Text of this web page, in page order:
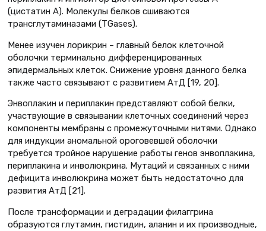
(цистатин А). Молекулы белков сшиваются
трансглутаминазами (TGases).
Менее изучен лорикрин – главный белок клеточной
оболочки терминально дифференцированных
эпидермальных клеток. Снижение уровня данного белка
также часто связывают с развитием АтД [19, 20].
Энвоплакин и периплакин представляют собой белки,
участвующие в связывании клеточных соединений через
компоненты мембраны с промежуточными нитями. Однако
для индукции аномальной ороговевшей оболочки
требуется тройное нарушение работы генов энвоплакина,
периплакина и инволюкрина. Мутаций и связанных с ними
дефицита инволюкрина может быть недостаточно для
развития АтД [21].
После трансформации и деградации филаггрина
образуются глутамин, гистидин, аланин и их производные,